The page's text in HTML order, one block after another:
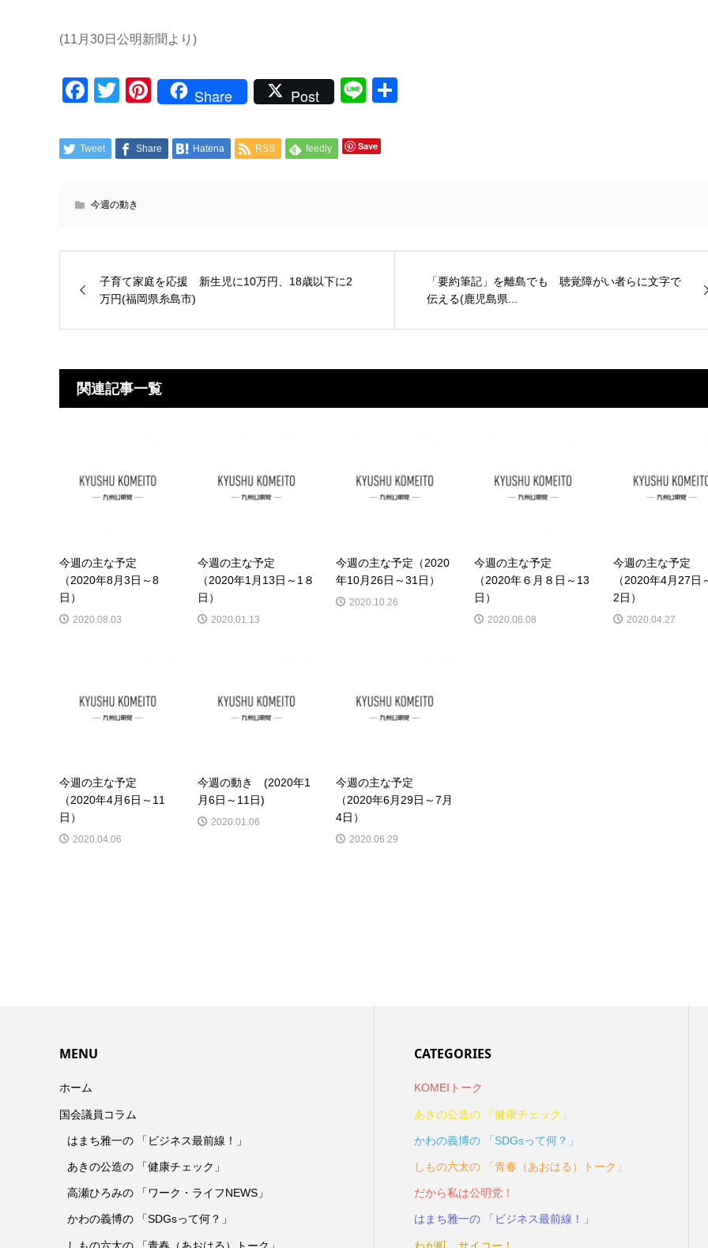
(11月30日公明新聞より)
Facebook
TwitterPinterest
Share Post Line
Tweet Share Hatena RSS feedly Save
今週の動き
子育て家庭を応援 新生児に10万円、18歳以下に2
万円(福岡県糸島市)
「要約筆記」を離島でも 聴覚障がい者らに文字で
伝える(鹿児島県...
関連記事一覧
今週の主な予定
（2020年8月3日～8
日）
2020.08.03
今週の主な予定
（2020年1月13日～1８
日）
2020.01.13
今週の主な予定（2020
年10月26日～31日）
2020.10.26
今週の主な予定
（2020年６月８日～13
日）
2020.06.08
今週の主な予定
（2020年4月27日
2日）
2020.04.27
今週の主な予定
（2020年4月6日～11
日）
2020.04.06
今週の動き (2020年1
月6日～11日)
2020.01.06
今週の主な予定
（2020年6月29日～7月
4日）
2020.06.29
MENU
ホーム
国会議員コラム
はまち雅一の 「ビジネス最前線！」
あきの公造の 「健康チェック」
高瀬ひろみの 「ワーク・ライフNEWS」
かわの義博の 「SDGsって何？」
しもの六太の 「青春（あおはる）トーク」
CATEGORIES
KOMEIトーク
あきの公造の 「健康チェック」
かわの義博の 「SDGsって何？」
しもの六太の 「青春（あおはる）トーク」
だから私は公明党！
はまち雅一の 「ビジネス最前線！」
わが町、サイコー！